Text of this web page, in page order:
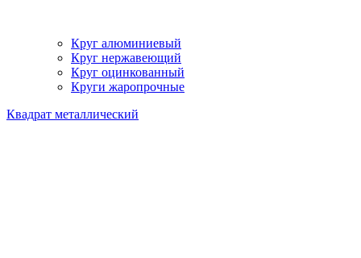
Круг алюминиевый
Круг нержавеющий
Круг оцинкованный
Круги жаропрочные
Квадрат металлический